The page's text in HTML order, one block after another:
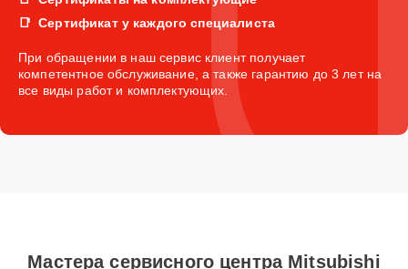
Сертификат у каждого специалиста
При обращении в наш сервис клиент получает
компетентное обслуживание, а также гарантию до 3 лет на
все виды работ и комплектующих.
Мастера сервисного центра Mitsubishi